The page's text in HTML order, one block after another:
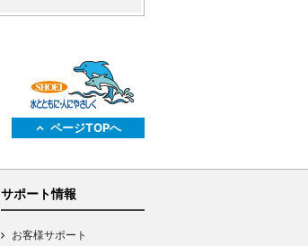
ページTOPへ
サポート情報
お客様サポート